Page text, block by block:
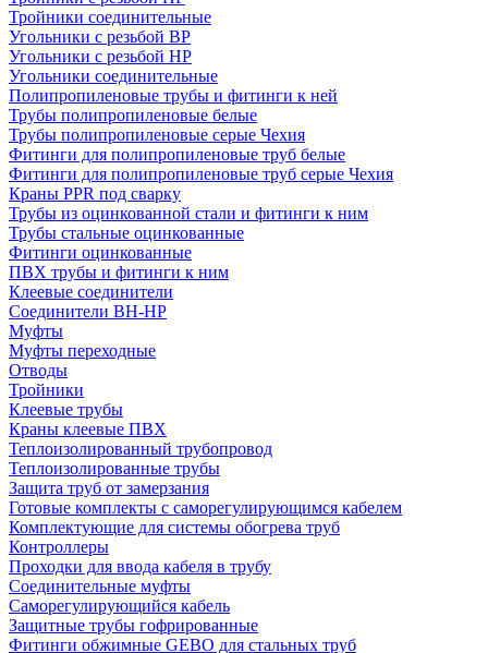
Тройники соединительные
Угольники с резьбой ВР
Угольники с резьбой НР
Угольники соединительные
Полипропиленовые трубы и фитинги к ней
Трубы полипропиленовые белые
Трубы полипропиленовые серые Чехия
Фитинги для полипропиленовые труб белые
Фитинги для полипропиленовые труб серые Чехия
Краны PPR под сварку
Трубы из оцинкованной стали и фитинги к ним
Трубы стальные оцинкованные
Фитинги оцинкованные
ПВХ трубы и фитинги к ним
Клеевые соединители
Соединители ВН-НР
Муфты
Муфты переходные
Отводы
Тройники
Клеевые трубы
Краны клеевые ПВХ
Теплоизолированный трубопровод
Теплоизолированные трубы
Защита труб от замерзания
Готовые комплекты с саморегулирующимся кабелем
Комплектующие для системы обогрева труб
Контроллеры
Проходки для ввода кабеля в трубу
Соединительные муфты
Саморегулирующийся кабель
Защитные трубы гофрированные
Фитинги обжимные GEBO для стальных труб